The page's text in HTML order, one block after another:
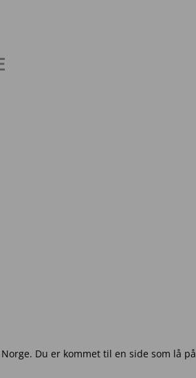
Du er kommet til en side som lå på